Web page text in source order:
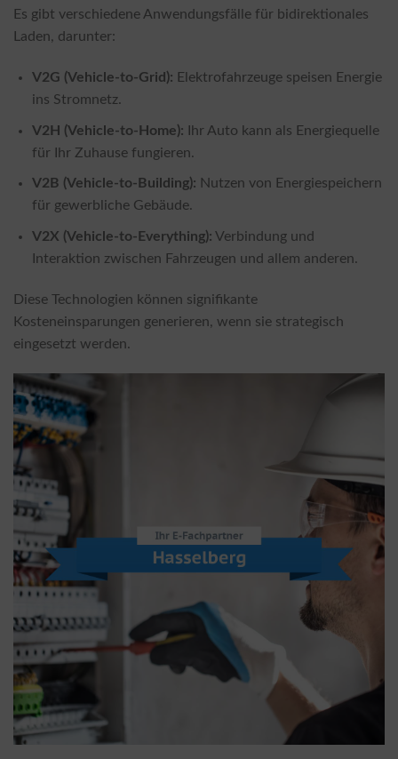
Es gibt verschiedene Anwendungsfälle für bidirektionales
Laden, darunter:
V2G (Vehicle-to-Grid): Elektrofahrzeuge speisen Energie
ins Stromnetz.
V2H (Vehicle-to-Home): Ihr Auto kann als Energiequelle
für Ihr Zuhause fungieren.
V2B (Vehicle-to-Building): Nutzen von Energiespeichern
für gewerbliche Gebäude.
V2X (Vehicle-to-Everything): Verbindung und
Interaktion zwischen Fahrzeugen und allem anderen.
Diese Technologien können signifikante
Kosteneinsparungen generieren, wenn sie strategisch
eingesetzt werden.